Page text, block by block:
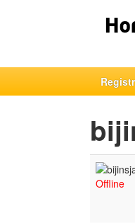
Offline